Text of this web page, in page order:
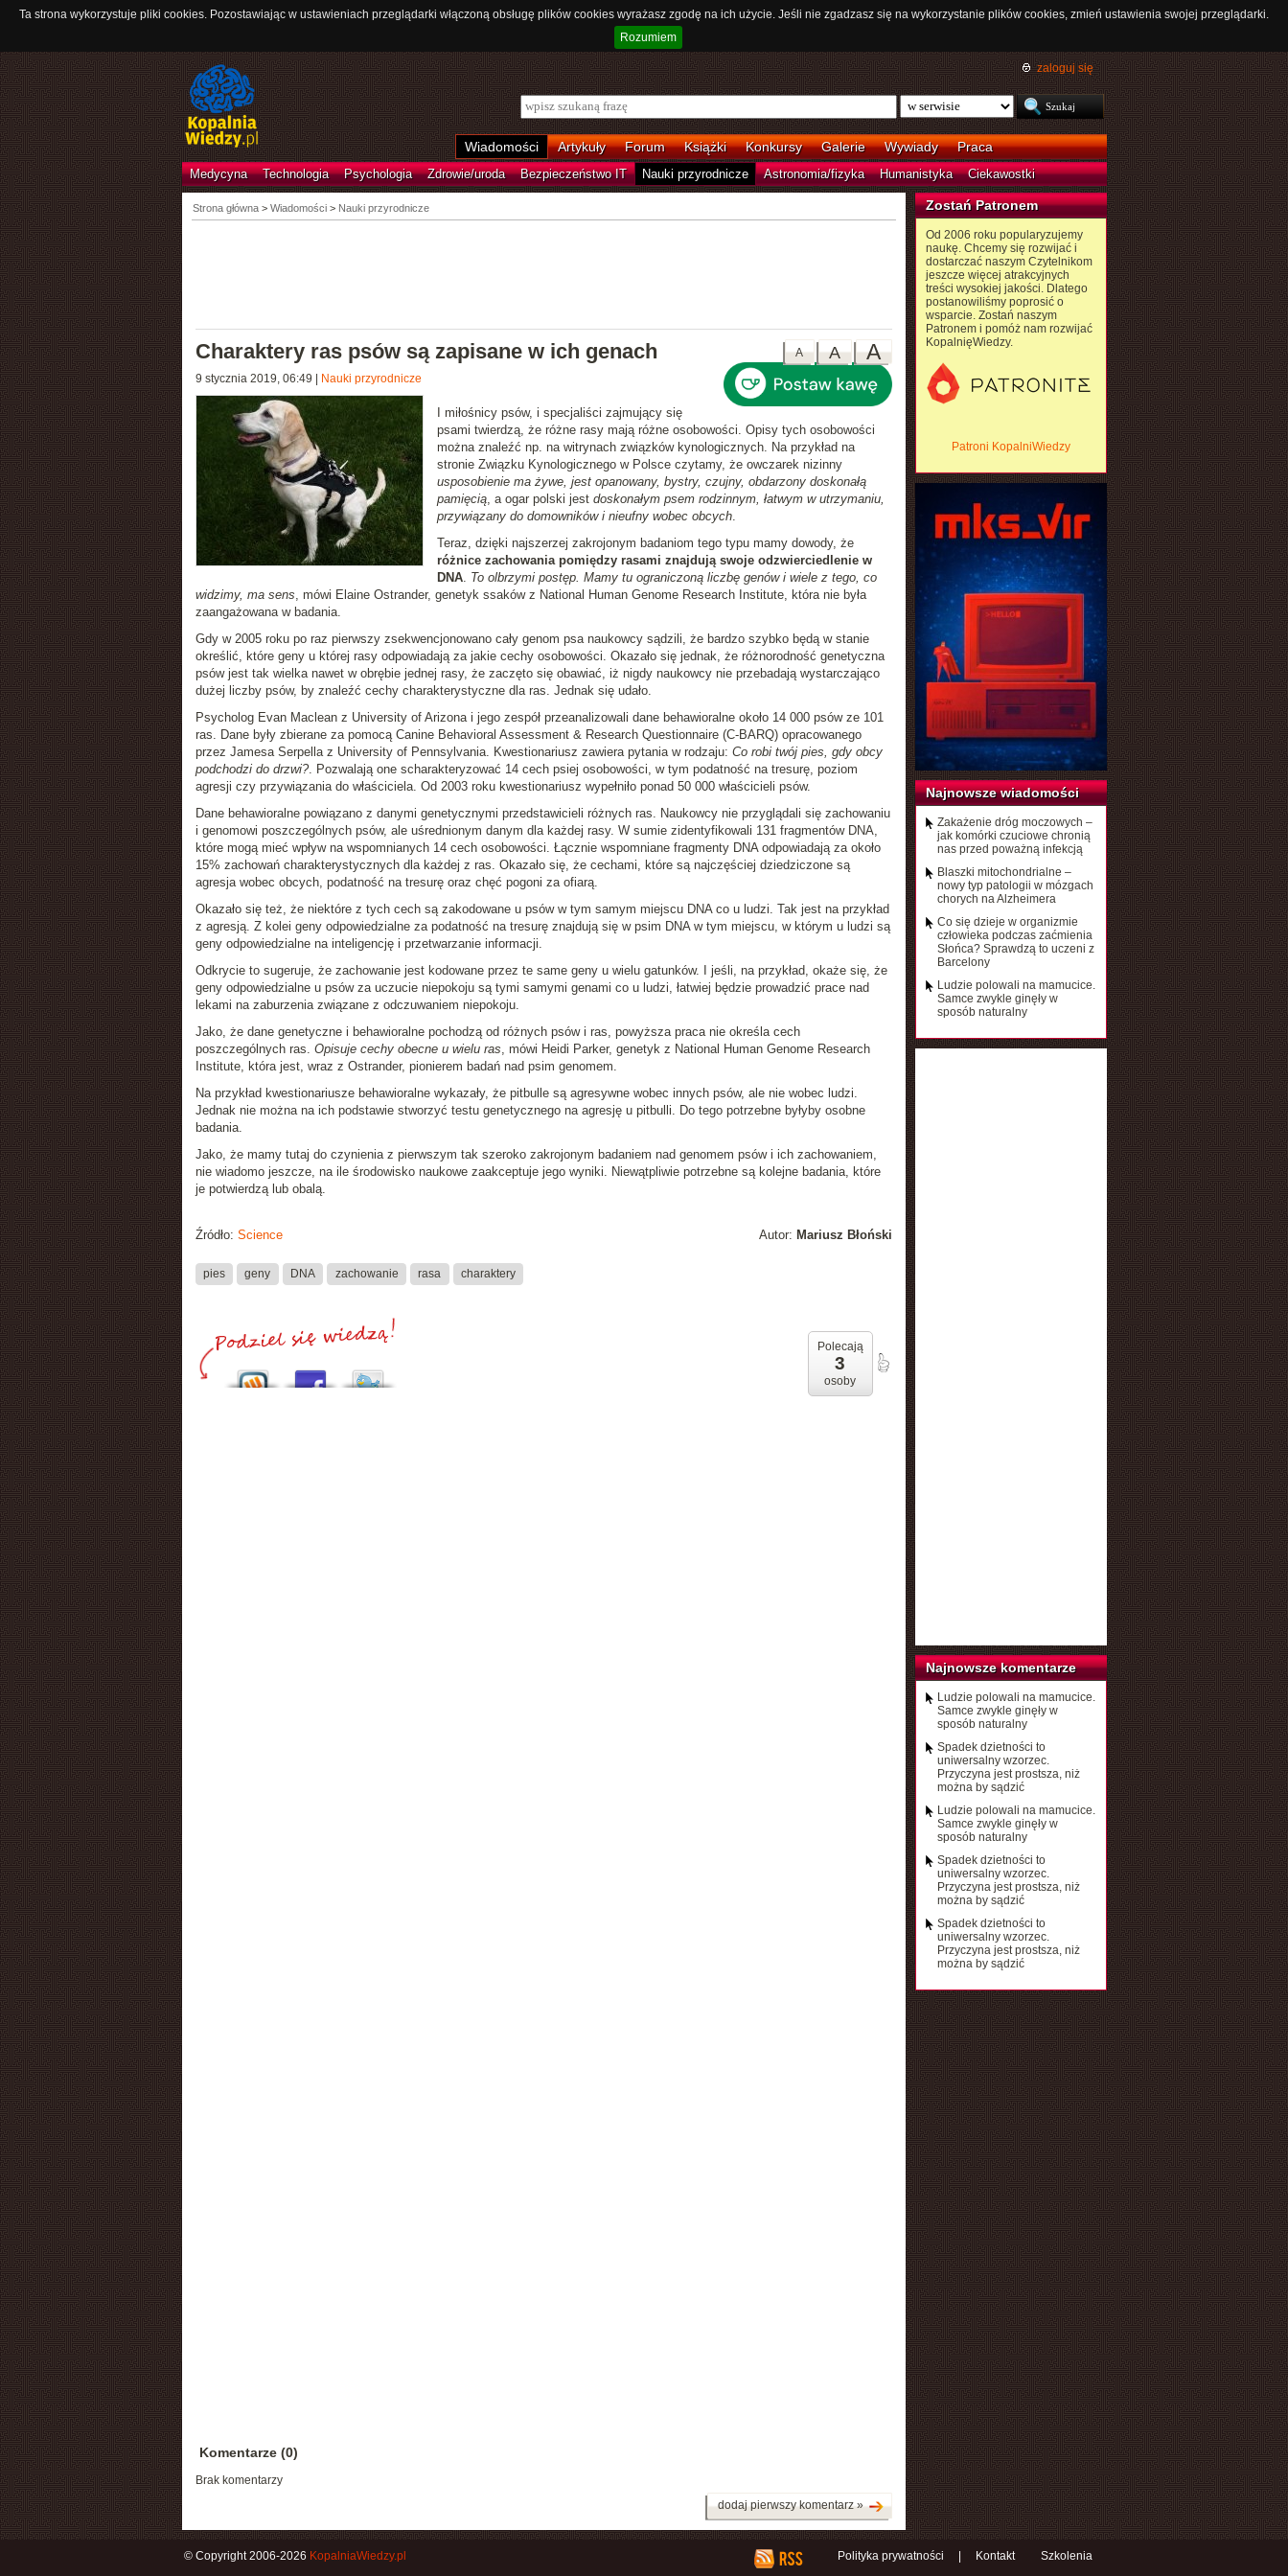
Ta strona wykorzystuje pliki cookies. Pozostawiając w ustawieniach przeglądarki włączoną obsługę plików cookies wyrażasz zgodę na ich użycie. Jeśli nie zgadzasz się na wykorzystanie plików cookies, zmień ustawienia swojej przeglądarki.
Rozumiem
zaloguj się
Wiadomości Artykuły Forum Książki Konkursy Galerie Wywiady Praca
Medycyna Technologia Psychologia Zdrowie/uroda Bezpieczeństwo IT Nauki przyrodnicze Astronomia/fizyka Humanistyka Ciekawostki
Strona główna> Wiadomości > Nauki przyrodnicze
A
A
A
Charaktery ras psów są zapisane w ich genach
9 stycznia 2019, 06:49 Nauki przyrodnicze
I miłośnicy psów, i specjaliści zajmujący się
psami twierdzą, że różne rasy mają różne osobowości. Opisy tych osobowości
można znaleźć np. na witrynach związków kynologicznych. Na przykład na
stronie Związku Kynologicznego w Polsce czytamy, że owczarek nizinny
usposobienie ma żywe, jest opanowany, bystry, czujny, obdarzony doskonałą
pamięcią, a ogar polski jest doskonałym psem rodzinnym, łatwym w utrzymaniu,
przywiązany do domowników i nieufny wobec obcych.
Teraz, dzięki najszerzej zakrojonym badaniom tego typu mamy dowody, że
różnice zachowania pomiędzy rasami znajdują swoje odzwierciedlenie w
DNA. To olbrzymi postęp. Mamy tu ograniczoną liczbę genów i wiele z tego, co
widzimy, ma sens, mówi Elaine Ostrander, genetyk ssaków z National Human Genome Research Institute, która nie była
zaangażowana w badania.
Gdy w 2005 roku po raz pierwszy zsekwencjonowano cały genom psa naukowcy sądzili, że bardzo szybko będą w stanie
określić, które geny u której rasy odpowiadają za jakie cechy osobowości. Okazało się jednak, że różnorodność genetyczna
psów jest tak wielka nawet w obrębie jednej rasy, że zaczęto się obawiać, iż nigdy naukowcy nie przebadają wystarczająco
dużej liczby psów, by znaleźć cechy charakterystyczne dla ras. Jednak się udało.
Psycholog Evan Maclean z University of Arizona i jego zespół przeanalizowali dane behawioralne około 14 000 psów ze 101
ras. Dane były zbierane za pomocą Canine Behavioral Assessment & Research Questionnaire (C-BARQ) opracowanego
przez Jamesa Serpella z University of Pennsylvania. Kwestionariusz zawiera pytania w rodzaju: Co robi twój pies, gdy obcy
podchodzi do drzwi?. Pozwalają one scharakteryzować 14 cech psiej osobowości, w tym podatność na tresurę, poziom
agresji czy przywiązania do właściciela. Od 2003 roku kwestionariusz wypełniło ponad 50 000 właścicieli psów.
Dane behawioralne powiązano z danymi genetycznymi przedstawicieli różnych ras. Naukowcy nie przyglądali się zachowaniu
i genomowi poszczególnych psów, ale uśrednionym danym dla każdej rasy. W sumie zidentyfikowali 131 fragmentów DNA,
które mogą mieć wpływ na wspomnianych 14 cech osobowości. Łącznie wspomniane fragmenty DNA odpowiadają za około
15% zachowań charakterystycznych dla każdej z ras. Okazało się, że cechami, które są najczęściej dziedziczone są
agresja wobec obcych, podatność na tresurę oraz chęć pogoni za ofiarą.
Okazało się też, że niektóre z tych cech są zakodowane u psów w tym samym miejscu DNA co u ludzi. Tak jest na przykład
z agresją. Z kolei geny odpowiedzialne za podatność na tresurę znajdują się w psim DNA w tym miejscu, w którym u ludzi są
geny odpowiedzialne na inteligencję i przetwarzanie informacji.
Odkrycie to sugeruje, że zachowanie jest kodowane przez te same geny u wielu gatunków. I jeśli, na przykład, okaże się, że
geny odpowiedzialne u psów za uczucie niepokoju są tymi samymi genami co u ludzi, łatwiej będzie prowadzić prace nad
lekami na zaburzenia związane z odczuwaniem niepokoju.
Jako, że dane genetyczne i behawioralne pochodzą od różnych psów i ras, powyższa praca nie określa cech
poszczególnych ras. Opisuje cechy obecne u wielu ras, mówi Heidi Parker, genetyk z National Human Genome Research
Institute, która jest, wraz z Ostrander, pionierem badań nad psim genomem.
Na przykład kwestionariusze behawioralne wykazały, że pitbulle są agresywne wobec innych psów, ale nie wobec ludzi.
Jednak nie można na ich podstawie stworzyć testu genetycznego na agresję u pitbulli. Do tego potrzebne byłyby osobne
badania.
Jako, że mamy tutaj do czynienia z pierwszym tak szeroko zakrojonym badaniem nad genomem psów i ich zachowaniem,
nie wiadomo jeszcze, na ile środowisko naukowe zaakceptuje jego wyniki. Niewątpliwie potrzebne są kolejne badania, które
je potwierdzą lub obalą.
Autor: Mariusz Błoński
Źródło: Science
pies geny DNA zachowanie rasa charaktery
Polecają
3
osoby
Komentarze (0)
Brak komentarzy
dodaj pierwszy komentarz »
Zostań Patronem
Od 2006 roku popularyzujemy
naukę. Chcemy się rozwijać i
dostarczać naszym Czytelnikom
jeszcze więcej atrakcyjnych
treści wysokiej jakości. Dlatego
postanowiliśmy poprosić o
wsparcie. Zostań naszym
Patronem i pomóż nam rozwijać
KopalnięWiedzy.
Patroni KopalniWiedzy
Najnowsze wiadomości
Zakażenie dróg moczowych –
jak komórki czuciowe chronią
nas przed poważną infekcją
Blaszki mitochondrialne –
nowy typ patologii w mózgach
chorych na Alzheimera
Co się dzieje w organizmie
człowieka podczas zaćmienia
Słońca? Sprawdzą to uczeni z
Barcelony
Ludzie polowali na mamucice.
Samce zwykle ginęły w
sposób naturalny
Najnowsze komentarze
Ludzie polowali na mamucice.
Samce zwykle ginęły w
sposób naturalny
Spadek dzietności to
uniwersalny wzorzec.
Przyczyna jest prostsza, niż
można by sądzić
Ludzie polowali na mamucice.
Samce zwykle ginęły w
sposób naturalny
Spadek dzietności to
uniwersalny wzorzec.
Przyczyna jest prostsza, niż
można by sądzić
Spadek dzietności to
uniwersalny wzorzec.
Przyczyna jest prostsza, niż
można by sądzić
Polityka prywatności Kontakt Szkolenia
© Copyright 2006-2026 KopalniaWiedzy.pl